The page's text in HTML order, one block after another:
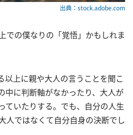
出典：stock.adobe.com
での僕なりの「覚悟」かもしれま
以上に親や大人の言うことを聞こ
中に判断軸がなかったり、大人が
ていたりする。でも、自分の人生
人ではなくて自分自身の決断でし